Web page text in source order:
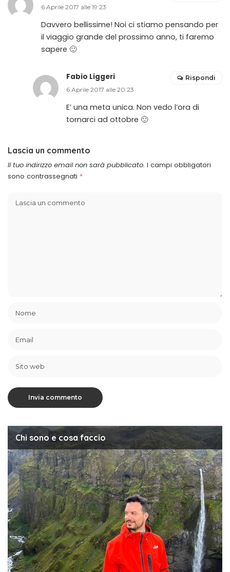
6 Aprile 2017 alle 19:23
Davvero bellissime! Noi ci stiamo pensando per
il viaggio grande del prossimo anno, ti faremo
sapere 🙂
Fabio Liggeri
6 Aprile 2017 alle 20:23
E’ una meta unica. Non vedo l’ora di
tornarci ad ottobre 🙂
Rispondi
Lascia un commento
Il tuo indirizzo email non sarà pubblicato. I campi obbligatori
sono contrassegnati *
Chi sono e cosa faccio